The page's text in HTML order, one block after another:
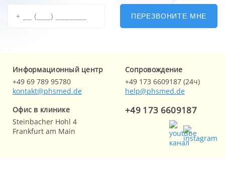
ПЕРЕЗВОНИТЕ МНЕ
Информационный центр
+49 69 789 95780
kontakt@phsmed.de
Cопровождение
+49 173 6609187 (24ч)
help@phsmed.de
Офис в клинике
Steinbacher Hohl 4
Frankfurt am Main
+49 173 6609187